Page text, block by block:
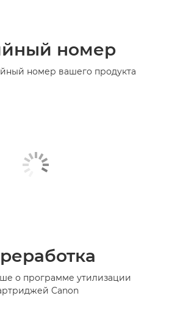
номер
номер вашего продукта
о программе утилизации
Canon